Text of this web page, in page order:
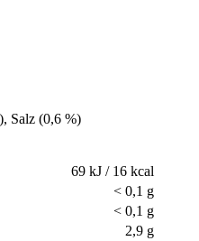
Salz (0,6 %)
69 kJ / 16 kcal
< 0,1 g
< 0,1 g
2,9 g